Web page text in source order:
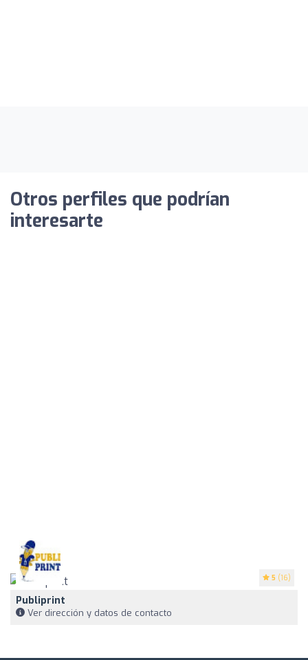
Otros perfiles que podrían
interesarte
5 (16)
Publiprint
Ver dirección y datos de contacto